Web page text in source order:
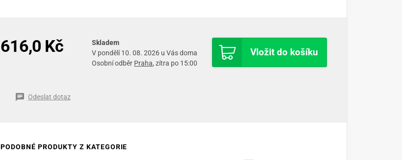
616,0 Kč Vložit do košíku
Skladem
V pondělí 10. 08. 2026 u Vás doma
Osobní odběr Praha, zítra po 15:00
Odeslat dotaz
PODOBNÉ PRODUKTY Z KATEGORIE